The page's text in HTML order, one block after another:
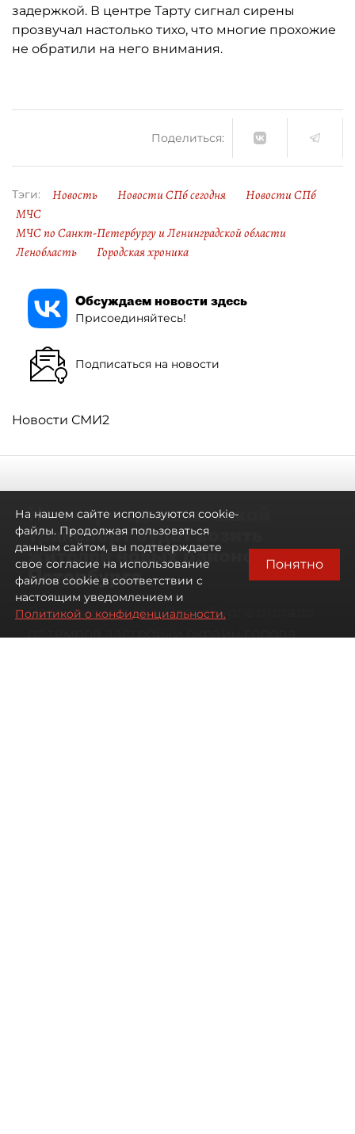
задержкой. В центре Тарту сигнал сирены
прозвучал настолько тихо, что многие прохожие
не обратили на него внимания.
Поделиться:
Тэги: Новость Новости СПб сегодня
Новости СПб
МЧС
МЧС по Санкт-Петербургу и Ленинградской области
Ленобласть
Городская хроника
Обсуждаем новости здесь
Присоединяйтесь!
Подписаться на новости
Новости СМИ2
Не метро единым: какой
транспорт будет возить
жителей новых районов
Петербурга
Развитие метро в Петербурге отстало
от темпов застройки окраин города
На нашем сайте используются cookie-
файлы. Продолжая пользоваться
данным сайтом, вы подтверждаете
свое согласие на использование
файлов cookie в соответствии с
настоящим уведомлением и
Политикой о конфиденциальности.
Понятно